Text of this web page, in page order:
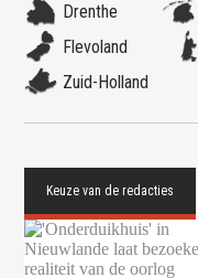
Drenthe
Flevoland
Zuid-Holland